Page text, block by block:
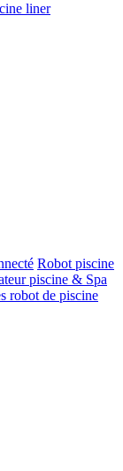
liner
Robot piscine
piscine & Spa
robot de piscine